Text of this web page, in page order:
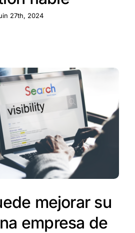
27th, 2024
mejorar su
empresa de